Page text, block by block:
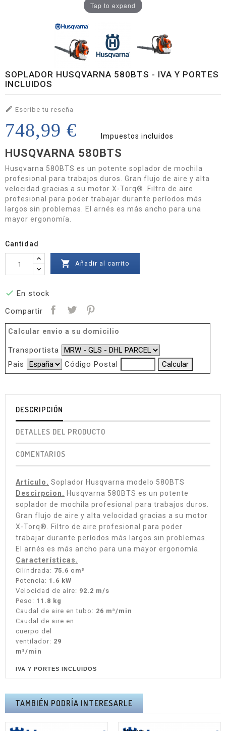
Tap to expand
SOPLADOR HUSQVARNA 580BTS - IVA Y PORTES
INCLUIDOS
 Escribe tu reseña
748,99 € Impuestos incluidos
HUSQVARNA 580BTS
Husqvarna 580BTS es un potente soplador de mochila
profesional para trabajos duros. Gran flujo de aire y alta
velocidad gracias a su motor X-Torq®. Filtro de aire
profesional para poder trabajar durante períodos más
largos sin problemas. El arnés es más ancho para una
mayor ergonomía.
Cantidad
 Añadir al carrito
 En stock
Compartir
Calcular envio a su domicilio
Transportista
Pais
Código Postal
DESCRIPCIÓN
DETALLES DEL PRODUCTO
COMENTARIOS
Artículo. Soplador Husqvarna modelo 580BTS
Descirpcion. Husqvarna 580BTS es un potente
soplador de mochila profesional para trabajos duros.
Gran flujo de aire y alta velocidad gracias a su motor
X-Torq®. Filtro de aire profesional para poder
trabajar durante períodos más largos sin problemas.
El arnés es más ancho para una mayor ergonomía.
Características.
Cilindrada: 75.6 cm³
Potencia: 1.6 kW
Velocidad de aire: 92.2 m/s
Peso: 11.8 kg
Caudal de aire en tubo: 26 m³/min
Caudal de aire en
cuerpo del
ventilador: 29
m³/min
IVA Y PORTES INCLUIDOS
TAMBIÉN PODRÍA INTERESARLE